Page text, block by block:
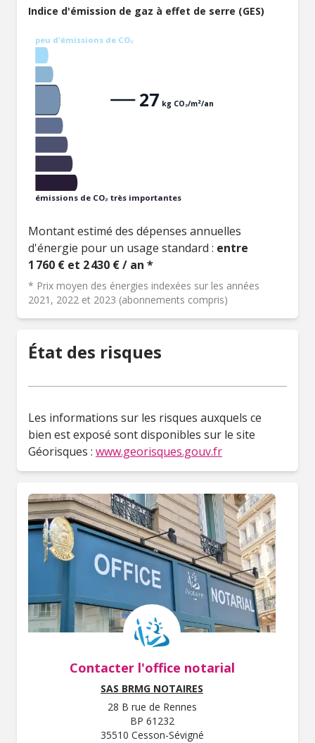
Indice d'émission de gaz à effet de serre (GES)
peu d'émissions de CO₂
émissions de CO₂ très importantes
27 kg CO₂/m²/an
Montant estimé des dépenses annuelles
d'énergie pour un usage standard : entre
1 760 € et 2 430 € / an *
* Prix moyen des énergies indexées sur les années
2021, 2022 et 2023 (abonnements compris)
État des risques
Les informations sur les risques auxquels ce
bien est exposé sont disponibles sur le site
Géorisques : www.georisques.gouv.fr
Contacter l'office notarial
SAS BRMG NOTAIRES
28 B rue de Rennes
BP 61232
35510 Cesson-Sévigné